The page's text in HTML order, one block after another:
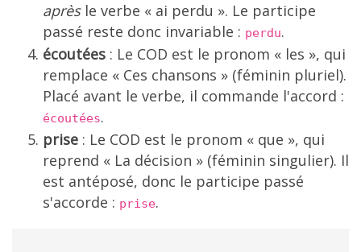
aprèsle verbe « ai perdu ». Le participe
passé reste donc invariable : perdu.
écoutées : Le COD est le pronom « les », qui
remplace « Ces chansons » (féminin pluriel).
Placé avant le verbe, il commande l'accord :
écoutées.
prise : Le COD est le pronom « que », qui
reprend « La décision » (féminin singulier). Il
est antéposé, donc le participe passé
s'accorde : prise.